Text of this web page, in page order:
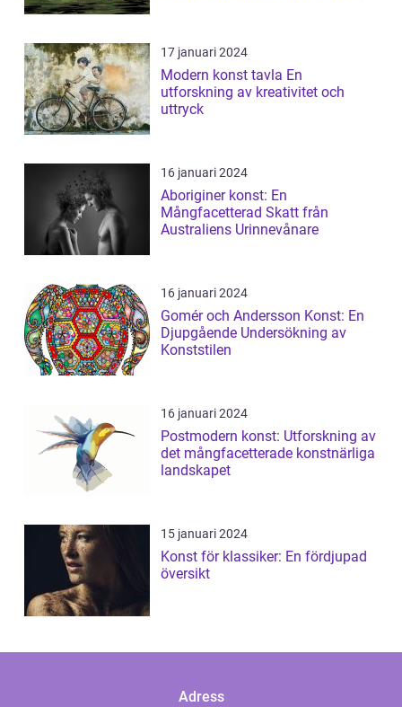
17 januari 2024
Modern konst tavla En
utforskning av kreativitet och
uttryck
16 januari 2024
Aboriginer konst: En
Mångfacetterad Skatt från
Australiens Urinnevånare
16 januari 2024
Gomér och Andersson Konst: En
Djupgående Undersökning av
Konststilen
16 januari 2024
Postmodern konst: Utforskning av
det mångfacetterade konstnärliga
landskapet
15 januari 2024
Konst för klassiker: En fördjupad
översikt
Adress